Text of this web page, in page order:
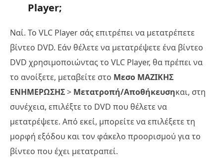
Player;
Ναί. Το VLC Player σάς επιτρέπει να μετατρέπετε
βίντεο DVD. Εάν θέλετε να μετατρέψετε ένα βίντεο
DVD χρησιμοποιώντας το VLC Player, θα πρέπει να
το ανοίξετε, μεταβείτε στο Μεσο ΜΑΖΙΚΗΣ
ΕΝΗΜΕΡΩΣΗΣ> Μετατροπή/Αποθήκευσηκαι, στη
συνέχεια, επιλέξτε το DVD που θέλετε να
μετατρέψετε. Από εκεί, μπορείτε να επιλέξετε τη
μορφή εξόδου και τον φάκελο προορισμού για το
βίντεο που έχει μετατραπεί.